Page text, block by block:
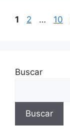
1 2 … 10
Buscar
Buscar